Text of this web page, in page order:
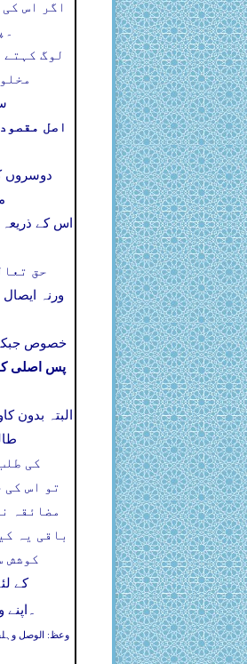
اگر اس
۔
لوگ کہتے
اصل
دوسروں
اس کے
حق
ورنہ
خصوص
پس اصلی
البتہ بدون
کی
تو اس کی
مضائقہ
باقی یہ
کوشش
کے
۔
وعظ: الوصل